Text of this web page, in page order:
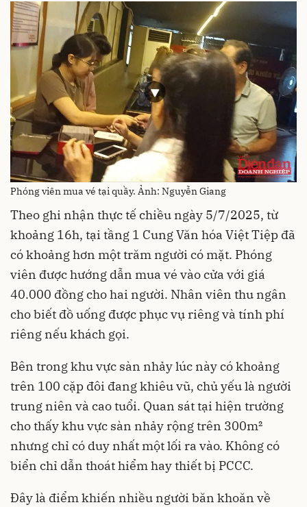
Phóng viên mua vé tại quầy. Ảnh: Nguyễn Giang
Theo ghi nhận thực tế chiều ngày 5/7/2025, từ
khoảng 16h, tại tầng 1 Cung Văn hóa Việt Tiệp đã
có khoảng hơn một trăm người có mặt. Phóng
viên được hướng dẫn mua vé vào cửa với giá
40.000 đồng cho hai người. Nhân viên thu ngân
cho biết đồ uống được phục vụ riêng và tính phí
riêng nếu khách gọi.
Bên trong khu vực sàn nhảy lúc này có khoảng
trên 100 cặp đôi đang khiêu vũ, chủ yếu là người
trung niên và cao tuổi. Quan sát tại hiện trường
cho thấy khu vực sàn nhảy rộng trên 300m²
nhưng chỉ có duy nhất một lối ra vào. Không có
biển chỉ dẫn thoát hiểm hay thiết bị PCCC.
Đây là điểm khiến nhiều người băn khoăn về